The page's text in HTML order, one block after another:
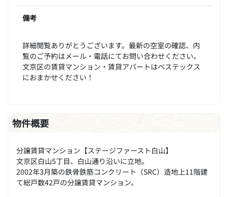
備考
詳細閲覧ありがとうございます。最新の空室の確認、内
覧のご予約はメール・電話にてお問い合わせください。
文京区の賃貸マンション・賃貸アパートはベステックス
におまかせください！
物件概要
分譲賃貸マンション【ステージファースト白山】
文京区白山5丁目、白山通り沿いに立地。
2002年3月築の鉄骨鉄筋コンクリート（SRC）造地上11階建
て総戸数42戸の分譲賃貸マンション。